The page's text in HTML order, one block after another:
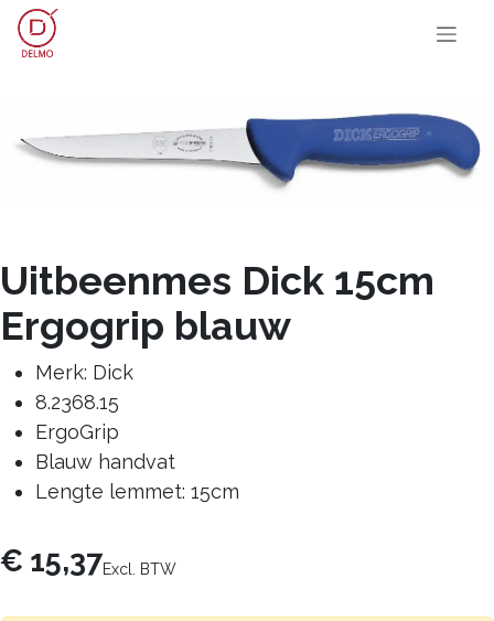
OVERSLAAN NAAR INHOUD
Uitbeenmes Dick 15cm
Ergogrip blauw
Merk: Dick
8.2368.15
ErgoGrip
Blauw handvat
Lengte lemmet: 15cm
€ 15,37Excl. BTW